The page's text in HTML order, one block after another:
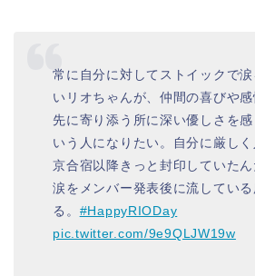
常に自分に対してストイックで
いリオちゃんが、仲間の喜びや
先に寄り添う所に深い優しさを
いう人になりたい。自分に厳し
京合宿以降きっと封印していたん
涙をメンバー発表後に流している
る。 #HappyRIODay
pic.twitter.com/9e9QLJW19w